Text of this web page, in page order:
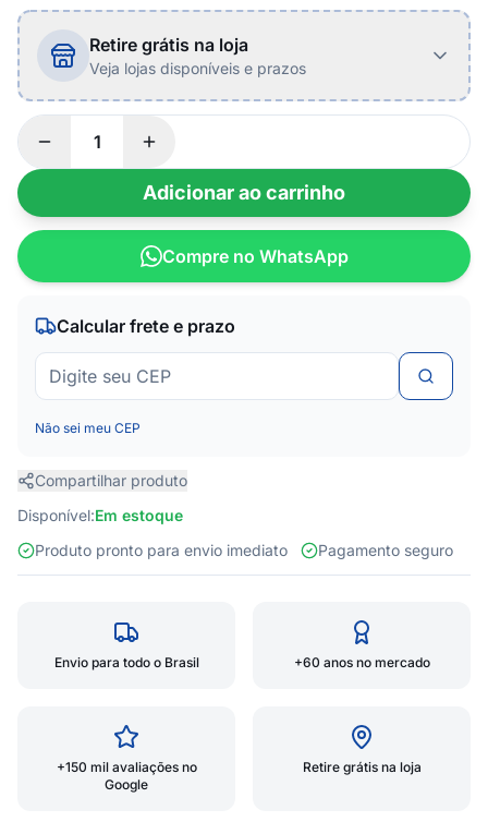
Retire grátis na loja
Veja lojas disponíveis e prazos
Adicionar ao carrinho
Compre no WhatsApp
Calcular frete e prazo
Não sei meu CEP
Compartilhar produto
Disponível:Em estoque
Produto pronto para envio imediato
Pagamento seguro
Envio para todo o Brasil +60 anos no mercado
+150 mil avaliações no
Google
Retire grátis na loja